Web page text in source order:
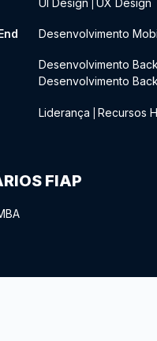
Desenvolvimento
Desenvolvimento
Desenvolvimento
Liderança Recursos
FIAP